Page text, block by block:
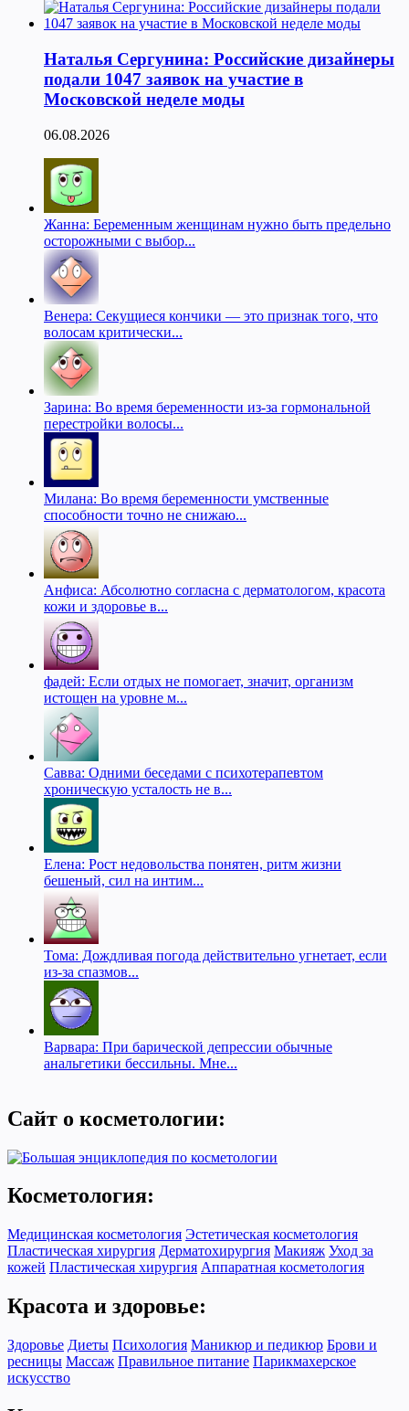
Наталья Сергунина: Российские дизайнеры
подали 1047 заявок на участие в
Московской неделе моды
06.08.2026
Жанна: Беременным женщинам нужно быть предельно
осторожными с выбор...
Венера: Секущиеся кончики — это признак того, что
волосам критически...
Зарина: Во время беременности из-за гормональной
перестройки волосы...
Милана: Во время беременности умственные
способности точно не снижаю...
Анфиса: Абсолютно согласна с дерматологом, красота
кожи и здоровье в...
фадей: Если отдых не помогает, значит, организм
истощен на уровне м...
Савва: Одними беседами с психотерапевтом
хроническую усталость не в...
Елена: Рост недовольства понятен, ритм жизни
бешеный, сил на интим...
Тома: Дождливая погода действительно угнетает, если
из-за спазмов...
Варвара: При барической депрессии обычные
анальгетики бессильны. Мне...
Сайт о косметологии:
Косметология:
Медицинская косметология Эстетическая косметология
Пластическая хирургия Дерматохирургия Макияж Уход за
кожей Пластическая хирургия Аппаратная косметология
Красота и здоровье:
Здоровье Диеты Психология Маникюр и педикюр Брови и
ресницы Массаж Правильное питание Парикмахерское
искусство